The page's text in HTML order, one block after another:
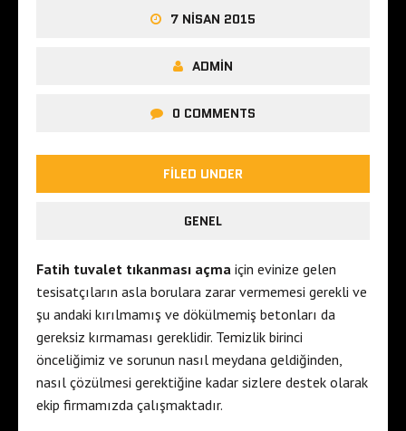
7 NISAN 2015
ADMIN
0 COMMENTS
FILED UNDER
GENEL
Fatih tuvalet tıkanması açma için evinize gelen
tesisatçıların asla borulara zarar vermemesi gerekli ve
şu andaki kırılmamış ve dökülmemiş betonları da
gereksiz kırmaması gereklidir. Temizlik birinci
önceliğimiz ve sorunun nasıl meydana geldiğinden,
nasıl çözülmesi gerektiğine kadar sizlere destek olarak
ekip firmamızda çalışmaktadır.